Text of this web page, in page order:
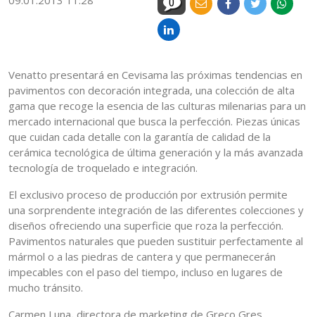
0
Venatto presentará en Cevisama las próximas tendencias en
pavimentos con decoración integrada, una colección de alta
gama que recoge la esencia de las culturas milenarias para un
mercado internacional que busca la perfección. Piezas únicas
que cuidan cada detalle con la garantía de calidad de la
cerámica tecnológica de última generación y la más avanzada
tecnología de troquelado e integración.
El exclusivo proceso de producción por extrusión permite
una sorprendente integración de las diferentes colecciones y
diseños ofreciendo una superficie que roza la perfección.
Pavimentos naturales que pueden sustituir perfectamente al
mármol o a las piedras de cantera y que permanecerán
impecables con el paso del tiempo, incluso en lugares de
mucho tránsito.